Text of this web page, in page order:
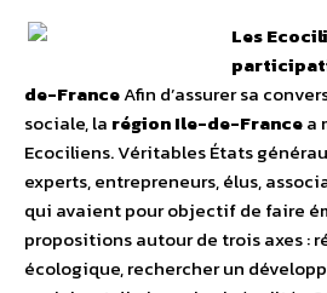
Les
de-FranceAfin d’assurer sa
sociale, la région Ile-de-Francea
Ecociliens. Véritables États
experts, entrepreneurs, élus,
qui avaient pour objectif de faire
propositions autour de trois axes :
écologique, rechercher un